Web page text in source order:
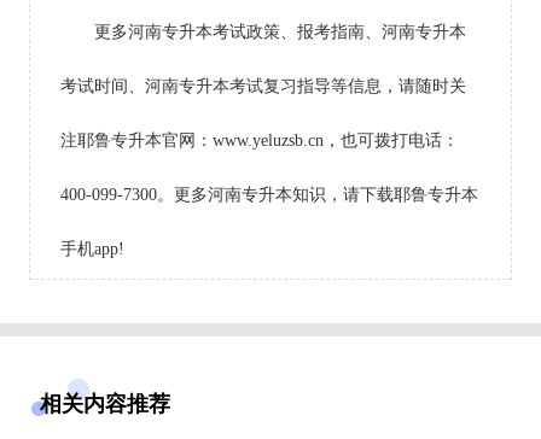
更多河南专升本考试政策、报考指南、河南专升本
考试时间、河南专升本考试复习指导等信息，请随时关
注耶鲁专升本官网：www.yeluzsb.cn，也可拨打电话：
400-099-7300。更多河南专升本知识，请下载耶鲁专升本
手机app!
相关内容推荐